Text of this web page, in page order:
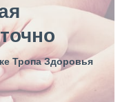
Тропа Здоровья